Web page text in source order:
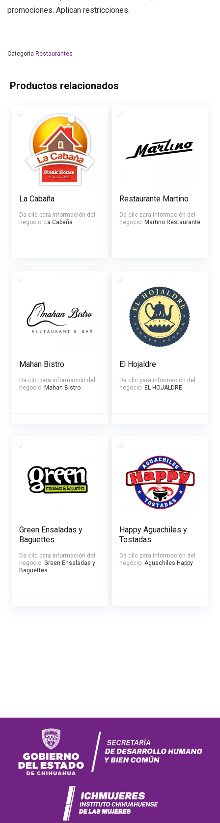
promociones. Aplican restricciones.
Categoría Restaurantes
Productos relacionados
La Cabaña
Da clic para información del
negocio: La Cabaña
Restaurante Martino
Da clic para información del
negocio: Martino Restaurante
Mahan Bistro
Da clic para información del
negocio: Mahan Bistro
El Hojaldre
Da clic para información del
negocio: EL HOJALDRE
Green Ensaladas y
Baguettes
Da clic para información del
negocio: Green Ensaladas y
Baguettes
Happy Aguachiles y
Tostadas
Da clic para información del
negocio: Aguachiles Happy